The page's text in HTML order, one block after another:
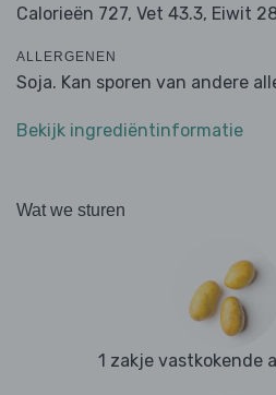
Calorieën 727, Vet 43.3, Eiwit
ALLERGENEN
Soja. Kan sporen van andere
Bekijk ingrediëntinformatie
Wat we sturen
1 zakje vastkokende